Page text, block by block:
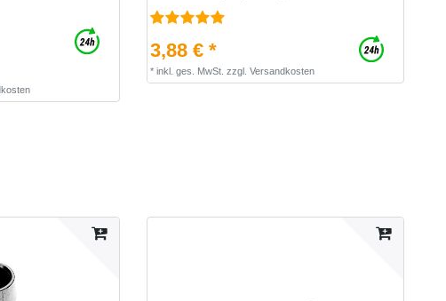
3,88 € *
* inkl. ges. MwSt. zzgl. Versandkosten